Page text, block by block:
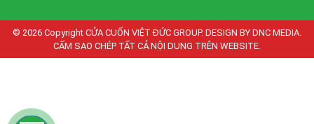
© 2026 Copyright CỬA CUỐN VIỆT ĐỨC GROUP. DESIGN BY DNC MEDIA.
CẤM SAO CHÉP TẤT CẢ NỘI DUNG TRÊN WEBSITE